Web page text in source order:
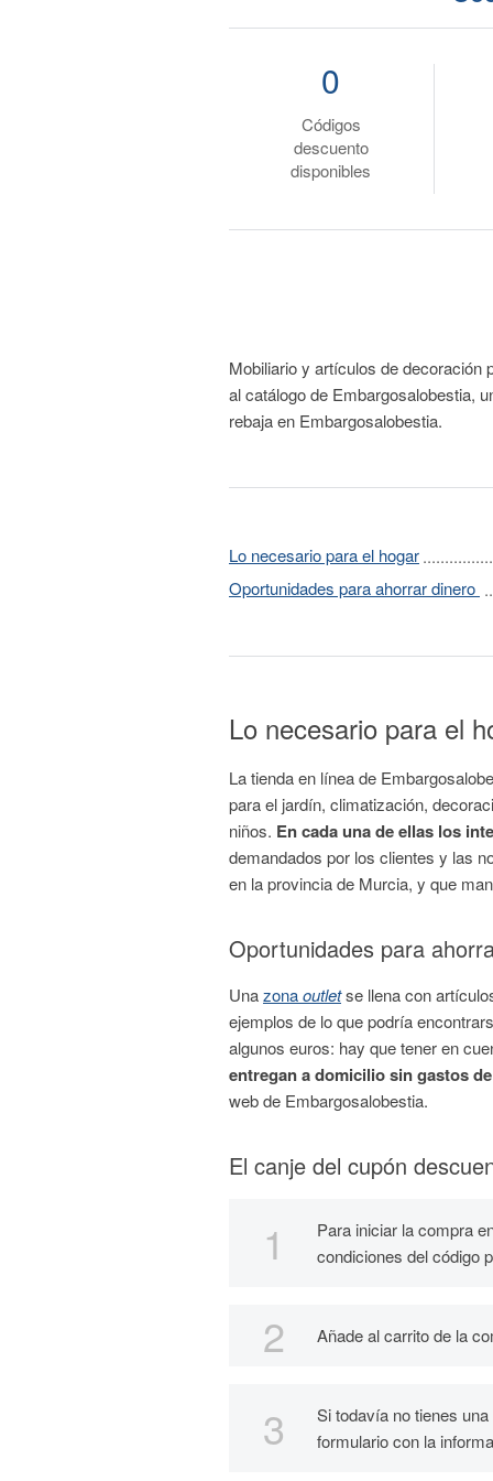
Códigos
descuento
disponibles
0
Mobiliario y artículos de decoración
al catálogo de Embargosalobestia,
rebaja en Embargosalobestia.
Lo necesario para el hogar
Oportunidades para ahorrar dinero
Lo necesario para el
La tienda en línea de
para el jardín, climatización,
niños. En cada una de ellas los
demandados por los clientes y las
en la provincia de Murcia, y que
Oportunidades para
Unazonaoutletse llena con
ejemplos de lo que podría
algunos euros: hay que tener en
entregan a domicilio sin gastos
web de Embargosalobestia.
El canje del cupón
Para iniciar la compra
condiciones del código
Añade al carrito de la
Si todavía no tienes
formulario con la